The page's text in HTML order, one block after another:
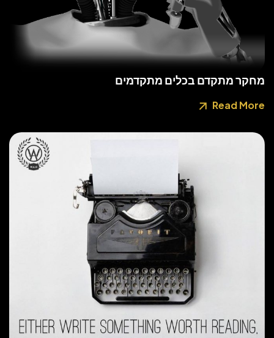
מחקר מתקדם בכלים מתקדמים
Read More